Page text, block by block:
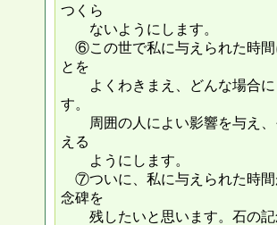
つくら
ないようにします。
⑥この世で私に与えられた時間
とを
よくわきまえ、どんな場合に
す。
周囲の人によい影響を与え、
える
ようにします。
⑦ついに、私に与えられた時間
念碑を
残したいと思います。石の記